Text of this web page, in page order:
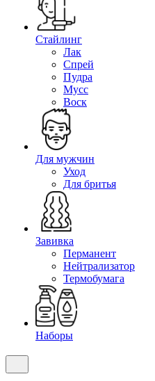
Стайлинг
Лак
Спрей
Пудра
Мусс
Воск
Для мужчин
Уход
Для бритья
Завивка
Перманент
Нейтрализатор
Термобумага
Наборы